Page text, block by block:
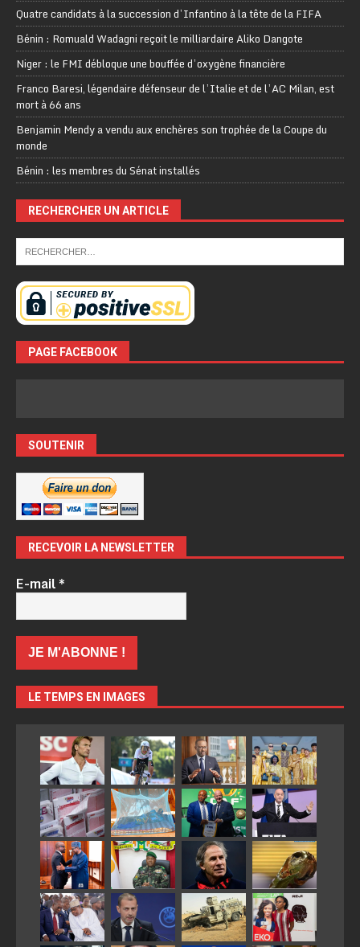
Quatre candidats à la succession d’Infantino à la tête de la FIFA
Bénin : Romuald Wadagni reçoit le milliardaire Aliko Dangote
Niger : le FMI débloque une bouffée d’oxygène financière
Franco Baresi, légendaire défenseur de l’Italie et de l’AC Milan, est
mort à 66 ans
Benjamin Mendy a vendu aux enchères son trophée de la Coupe du
monde
Bénin : les membres du Sénat installés
RECHERCHER UN ARTICLE
PAGE FACEBOOK
SOUTENIR
RECEVOIR LA NEWSLETTER
E-mail*
LE TEMPS EN IMAGES